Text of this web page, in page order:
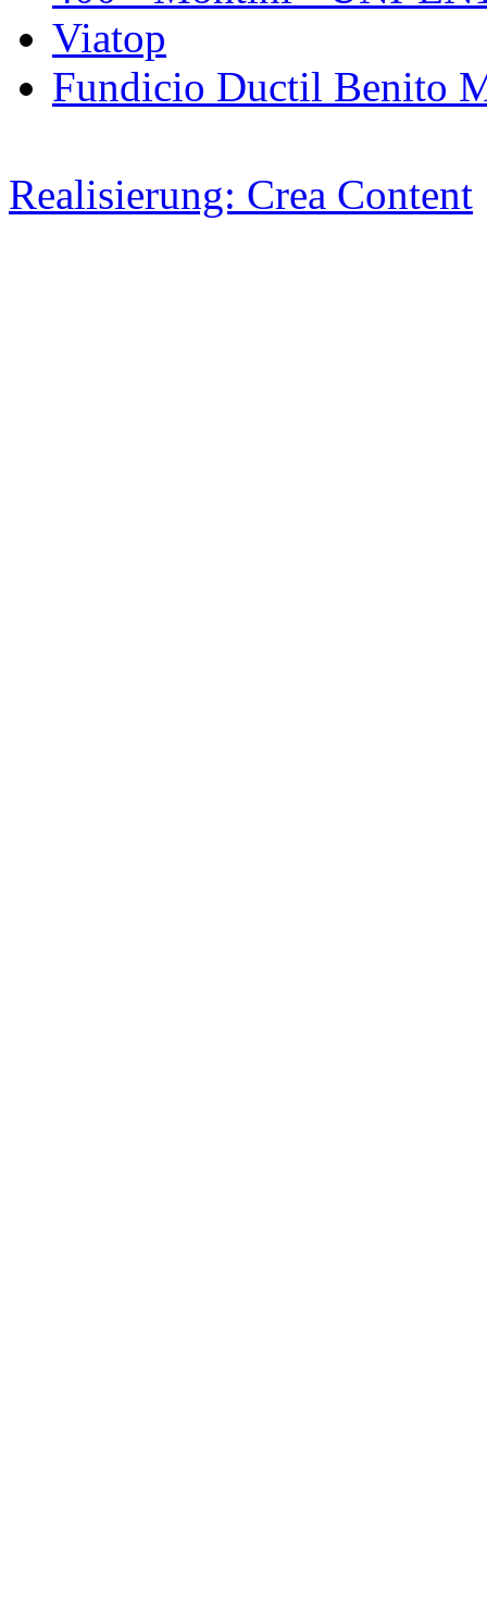
Viatop
Fundicio Ductil Benito
Realisierung: Crea Content